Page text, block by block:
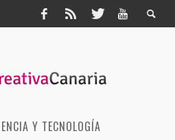
Y TECNOLOGÍA